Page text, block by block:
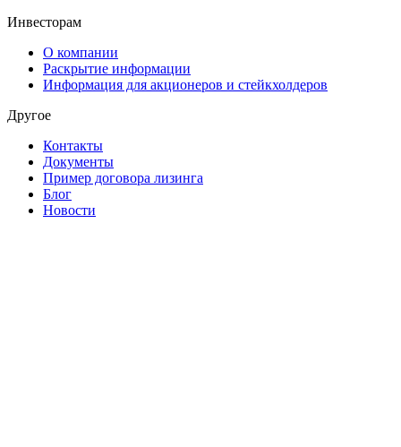
Инвесторам
О компании
Раскрытие информации
Информация для акционеров и стейкхолдеров
Другое
Контакты
Документы
Пример договора лизинга
Блог
Новости